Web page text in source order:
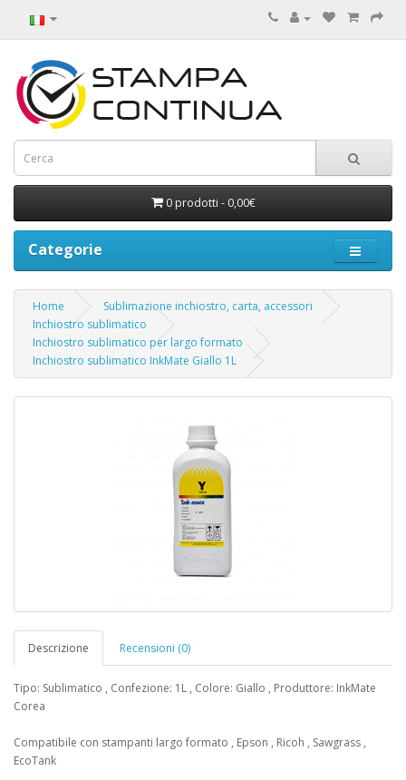
0 prodotti - 0,00€
Categorie
Home
Sublimazione inchiostro, carta, accessori
Inchiostro sublimatico
Inchiostro sublimatico per largo formato
Inchiostro sublimatico InkMate Giallo 1L
Descrizione Recensioni (0)
Tipo: Sublimatico , Confezione: 1L , Colore: Giallo , Produttore: InkMate
Corea
Compatibile con stampanti largo formato , Epson , Ricoh , Sawgrass ,
EcoTank